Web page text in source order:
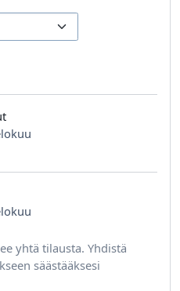
yhtä tilausta. Yhdistä
säästääksesi